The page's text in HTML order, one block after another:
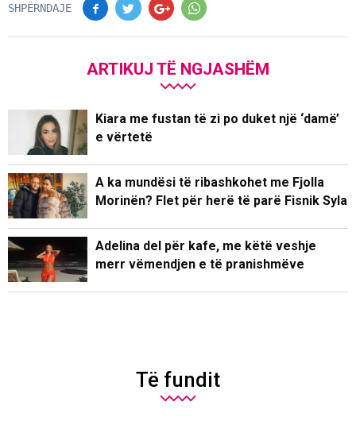
SHPËRNDAJE
ARTIKUJ TË NGJASHËM
Kiara me fustan të zi po duket një ‘damë’
e vërtetë
A ka mundësi të ribashkohet me Fjolla
Morinën? Flet për herë të parë Fisnik Syla
Adelina del për kafe, me këtë veshje
merr vëmendjen e të pranishmëve
Të fundit